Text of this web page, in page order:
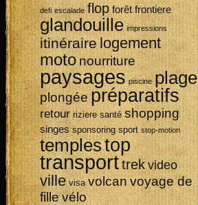
defi escalade flop forêt frontiere
glandouille impressions
itinéraire logement
moto nourriture
paysages piscine plage
plongée préparatifs
retour riziere santé shopping
singes sponsoring sport stop-motion
templestop
transporttrek video
ville visa volcan voyage de
fillevélo